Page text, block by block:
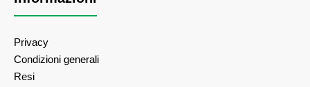
Privacy
Condizioni generali
Resi